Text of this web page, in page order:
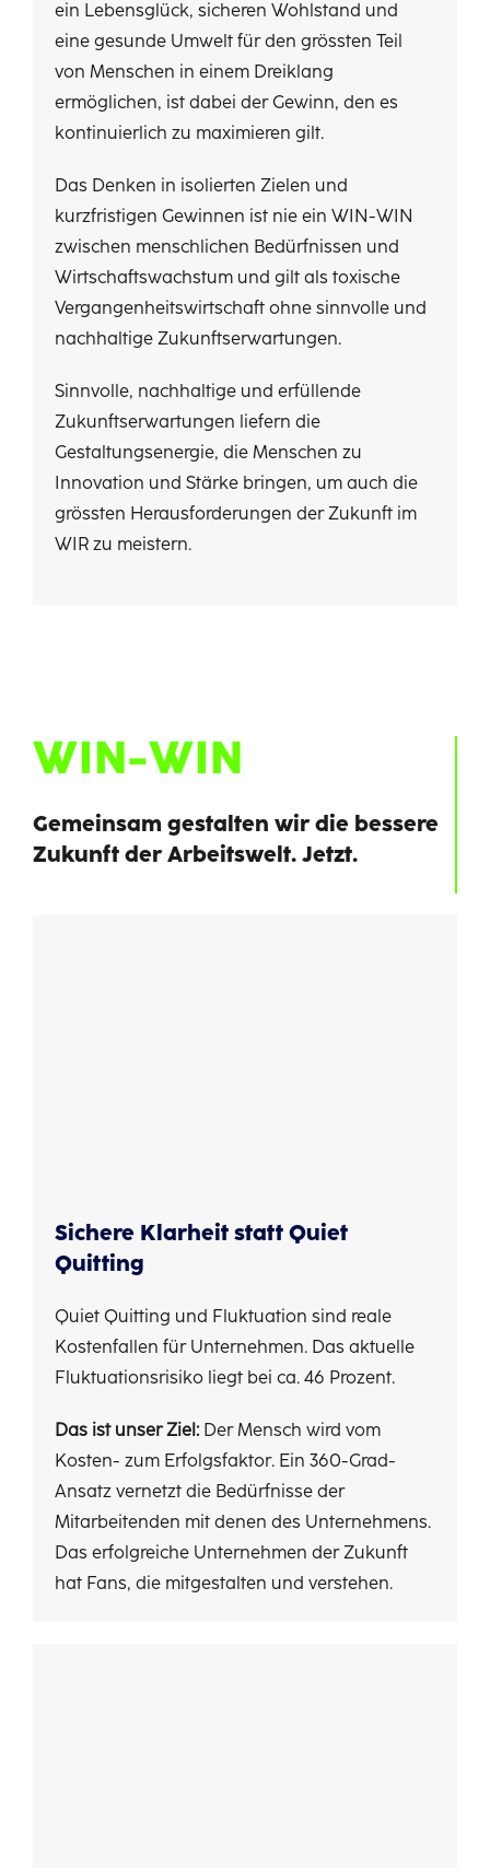
ein Lebensglück, sicheren Wohlstand und
eine gesunde Umwelt für den grössten Teil
von Menschen in einem Dreiklang
ermöglichen, ist dabei der Gewinn, den es
kontinuierlich zu maximieren gilt.
Das Denken in isolierten Zielen und
kurzfristigen Gewinnen ist nie ein WIN-WIN
zwischen menschlichen Bedürfnissen und
Wirtschaftswachstum und gilt als toxische
Vergangenheitswirtschaft ohne sinnvolle und
nachhaltige Zukunftserwartungen.
Sinnvolle, nachhaltige und erfüllende
Zukunftserwartungen liefern die
Gestaltungsenergie, die Menschen zu
Innovation und Stärke bringen, um auch die
grössten Herausforderungen der Zukunft im
WIR zu meistern.
WIN-WIN
Gemeinsam gestalten wir die bessere
Zukunft der Arbeitswelt. Jetzt.
Sichere Klarheit statt Quiet
Quitting
Quiet Quitting und Fluktuation sind reale
Kostenfallen für Unternehmen. Das aktuelle
Fluktuationsrisiko liegt bei ca. 46 Prozent.
Das ist unser Ziel:Der Mensch wird vom
Kosten- zum Erfolgsfaktor. Ein 360-Grad-
Ansatz vernetzt die Bedürfnisse der
Mitarbeitenden mit denen des Unternehmens.
Das erfolgreiche Unternehmen der Zukunft
hat Fans, die mitgestalten und verstehen.